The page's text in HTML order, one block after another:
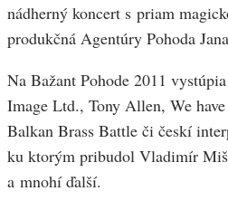
nádherný koncert s priam
produkčná Agentúry Pohoda
Na Bažant Pohode 2011
Image Ltd., Tony Allen, We
Balkan Brass Battle či českí
ku ktorým pribudol Vladimír
a mnohí ďalší.